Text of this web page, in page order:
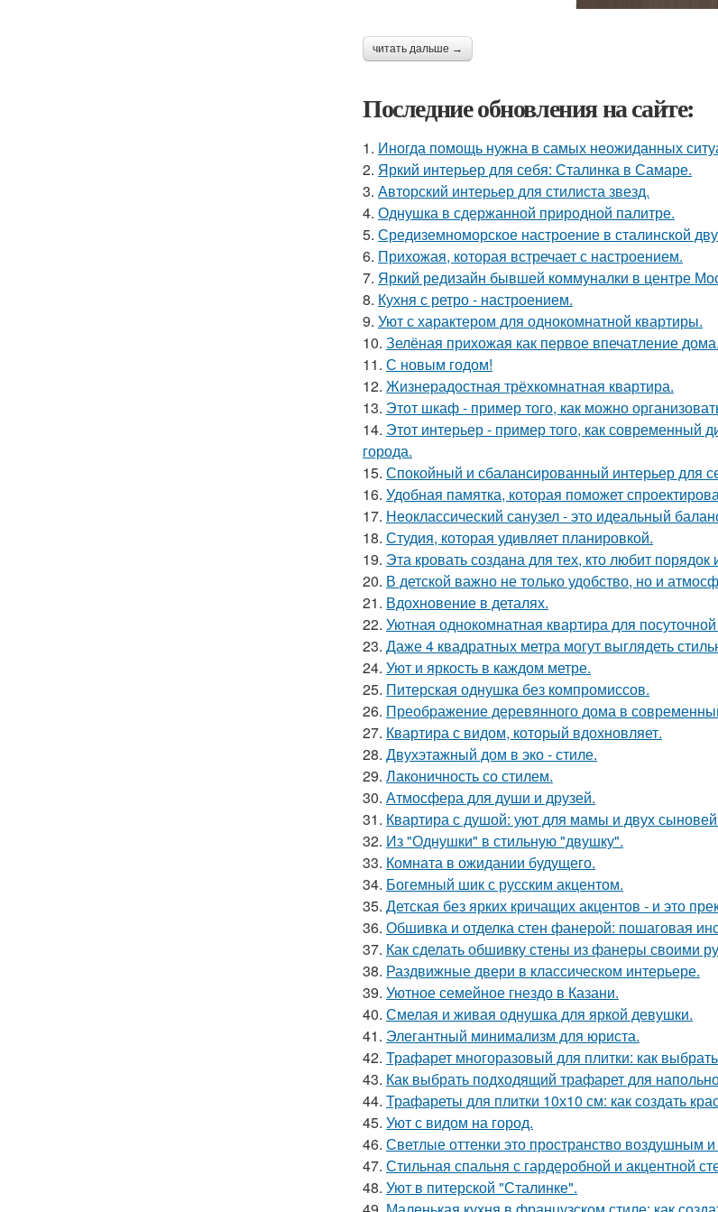
читать дальше →
Последние обновления на сайте:
1. Иногда помощь нужна в самых неожиданных
2. Яркий интерьер для себя: Сталинка в Самаре.
3. Авторский интерьер для стилиста звезд.
4. Однушка в сдержанной природной палитре.
5. Средиземноморское настроение в сталинской
6. Прихожая, которая встречает с настроением.
7. Яркий редизайн бывшей коммуналки в центре
8. Кухня с ретро - настроением.
9. Уют с характером для однокомнатной квартиры.
10. Зелёная прихожая как первое впечатление дома.
11. С новым годом!
12. Жизнерадостная трёхкомнатная квартира.
13. Этот шкаф - пример того, как можно
14. Этот интерьер - пример того, как современный
города.
15. Спокойный и сбалансированный интерьер для
16. Удобная памятка, которая поможет
17. Неоклассический санузел - это идеальный
18. Студия, которая удивляет планировкой.
19. Эта кровать создана для тех, кто любит порядок
20. В детской важно не только удобство, но и
21. Вдохновение в деталях.
22. Уютная однокомнатная квартира для
23. Даже 4 квадратных метра могут выглядеть
24. Уют и яркость в каждом метре.
25. Питерская однушка без компромиссов.
26. Преображение деревянного дома в
27. Квартира с видом, который вдохновляет.
28. Двухэтажный дом в эко - стиле.
29. Лаконичность со стилем.
30. Атмосфера для души и друзей.
31. Квартира с душой: уют для мамы и двух
32. Из "Однушки" в стильную "двушку".
33. Комната в ожидании будущего.
34. Богемный шик с русским акцентом.
35. Детская без ярких кричащих акцентов - и это
36. Обшивка и отделка стен фанерой: пошаговая
37. Как сделать обшивку стены из фанеры своими
38. Раздвижные двери в классическом интерьере.
39. Уютное семейное гнездо в Казани.
40. Смелая и живая однушка для яркой девушки.
41. Элегантный минимализм для юриста.
42. Трафарет многоразовый для плитки: как
43. Как выбрать подходящий трафарет для
44. Трафареты для плитки 10х10 см: как создать
45. Уют с видом на город.
46. Светлые оттенки это пространство воздушным
47. Стильная спальня с гардеробной и акцентной
48. Уют в питерской "Сталинке".